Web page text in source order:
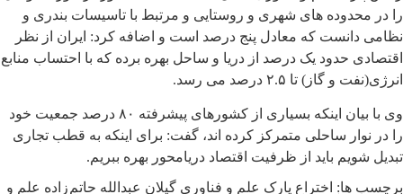
را در محدوده های شهری و روستایی و مرتبط با تاسیسات بندری و
نظامی دانست که معادل پنج درصد است و اضافه کرد: ایران از نظر
اقتصادی حدود یک درصد از دریا و ساحل بهره برده که با احتساب منابع
انرژی(نفت و گاز) تا ۲.۵ درصد می رسد.
وی با بیان اینکه بسیاری از کشورهای پیشرفته ۸۰ درصد جمعیت خود
را در نوار ساحلی متمرکز کرده اند، گفت: برای اینکه به قطب تجاری
تبدیل شویم باید از ظرفیت اقتصاد دریامحور بهره ببریم.
برچسب ها: اختراع پارک علم و فناوری گیلان عبدالله حاتم زاده علم و